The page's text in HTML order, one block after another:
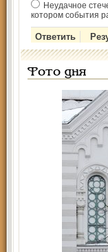
Неудачное
котором события
Фото дня